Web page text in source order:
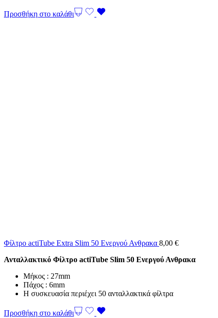
Προσθήκη στο καλάθι
Φίλτρο actiTube Extra Slim 50 Ενεργού Ανθρακα 8,00 €
Ανταλλακτικό Φίλτρο actiTube Slim 50 Ενεργού Ανθρακα
Μήκος : 27mm
Πάχος : 6mm
Η συσκευασία περιέχει 50 ανταλλακτικά φίλτρα
Προσθήκη στο καλάθι